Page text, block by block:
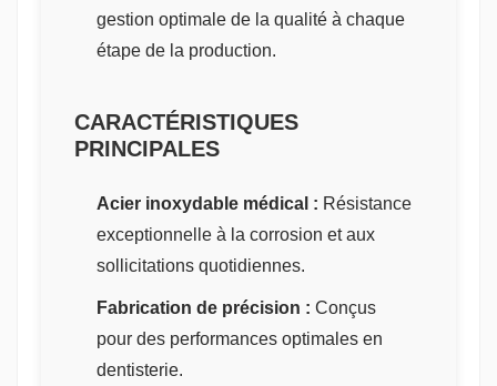
gestion optimale de la qualité à chaque
étape de la production.
CARACTÉRISTIQUES
PRINCIPALES
Acier inoxydable médical : Résistance
exceptionnelle à la corrosion et aux
sollicitations quotidiennes.
Fabrication de précision : Conçus
pour des performances optimales en
dentisterie.